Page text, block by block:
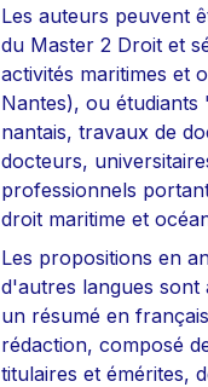
Les auteurs peuvent
du Master 2 Droit et
activités maritimes et
Nantes), ou
nantais, travaux de
docteurs,
professionnels
droit maritime et
Les propositions en
d'autres langues sont
un résumé en
rédaction, composé
titulaires et émérites,